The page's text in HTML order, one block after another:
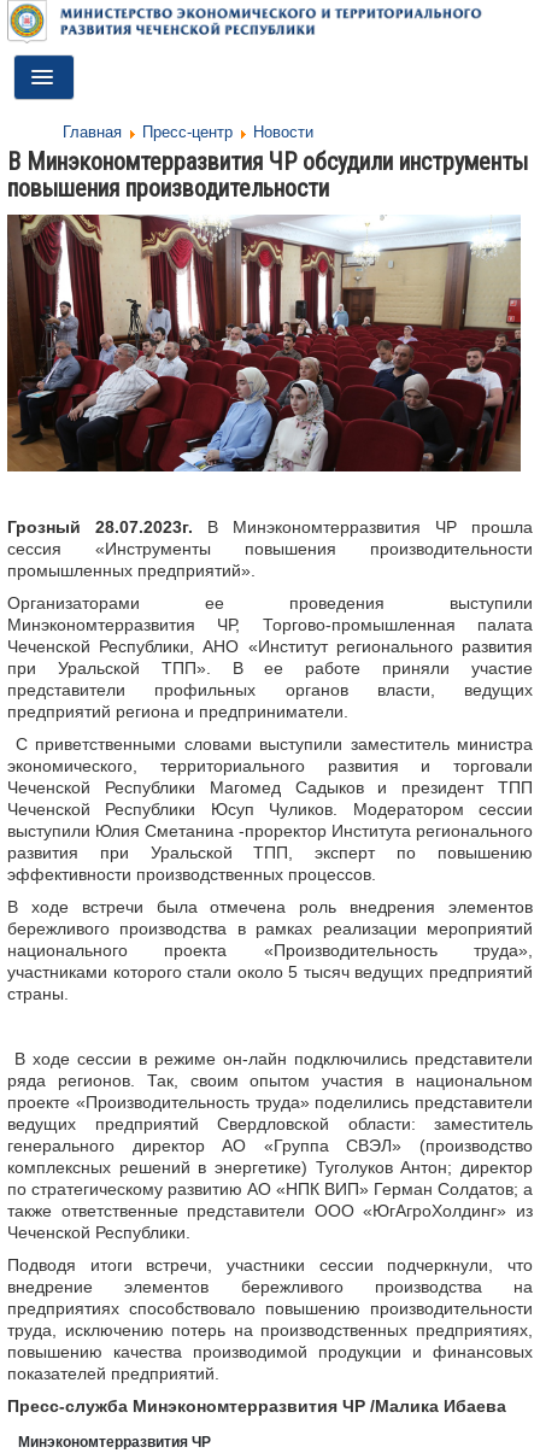
Toggle
Navigation
ДЕЯТЕЛЬНОСТЬ
О МИНИСТЕРСТВЕ
ДОКУМЕНТЫ
ПРЕСС-ЦЕНТР
ПРОТИВОДЕЙСТВИЕ КОРРУПЦИИ
АНТИТЕРРОР
ОБРАТНАЯ СВЯЗЬ
Главная Пресс-центр Новости
В Минэкономтерразвития ЧР обсудили инструменты
повышения производительности
Грозный 28.07.2023г. В Минэкономтерразвития ЧР прошла
сессия «Инструменты повышения производительности
промышленных предприятий».
Организаторами ее проведения выступили
Минэкономтерразвития ЧР, Торгово-промышленная палата
Чеченской Республики, АНО «Институт регионального развития
при Уральской ТПП». В ее работе приняли участие
представители профильных органов власти, ведущих
предприятий региона и предприниматели.
С приветственными словами выступили заместитель министра
экономического, территориального развития и торговали
Чеченской Республики Магомед Садыков и президент ТПП
Чеченской Республики Юсуп Чуликов. Модератором сессии
выступили Юлия Сметанина -проректор Института регионального
развития при Уральской ТПП, эксперт по повышению
эффективности производственных процессов.
В ходе встречи была отмечена роль внедрения элементов
бережливого производства в рамках реализации мероприятий
национального проекта «Производительность труда»,
участниками которого стали около 5 тысяч ведущих предприятий
страны.
В ходе сессии в режиме он-лайн подключились представители
ряда регионов. Так, своим опытом участия в национальном
проекте «Производительность труда» поделились представители
ведущих предприятий Свердловской области: заместитель
генерального директор АО «Группа СВЭЛ» (производство
комплексных решений в энергетике) Туголуков Антон; директор
по стратегическому развитию АО «НПК ВИП» Герман Солдатов; а
также ответственные представители ООО «ЮгАгроХолдинг» из
Чеченской Республики.
Подводя итоги встречи, участники сессии подчеркнули, что
внедрение элементов бережливого производства на
предприятиях способствовало повышению производительности
труда, исключению потерь на производственных предприятиях,
повышению качества производимой продукции и финансовых
показателей предприятий.
Пресс-служба Минэкономтерразвития ЧР /Малика Ибаева
Минэкономтерразвития ЧР